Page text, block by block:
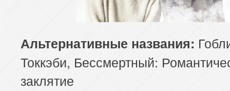
Альтернативные названия:
Токкэби, Бессмертный:
заклятие